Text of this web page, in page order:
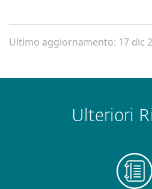
Ultimo aggiornamento: 17 dic
Ulteriori